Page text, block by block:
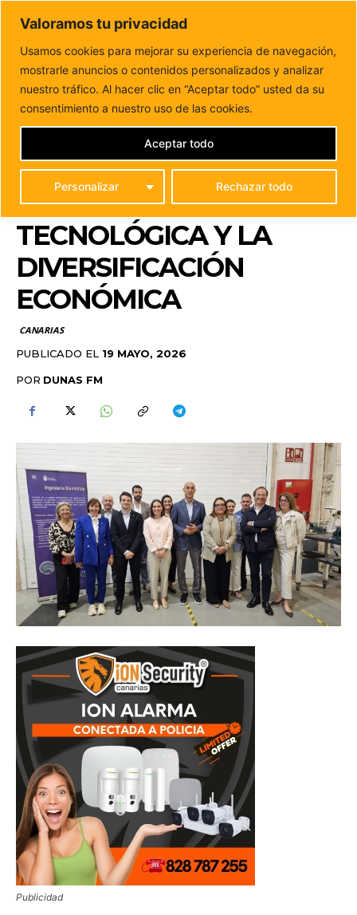
Valoramos tu privacidad
Usamos cookies para mejorar su experiencia de navegación,
mostrarle anuncios o contenidos personalizados y analizar
nuestro tráfico. Al hacer clic en “Aceptar todo” usted da su
consentimiento a nuestro uso de las cookies.
Personalizar Rechazar todo
Aceptar todo
DUNAS FM
Tu informacion de forma cercana
Inicio CANARIAS
Canarias refuerza ante Andorra su
apuesta por la innovación tecnológica y la...
CANARIAS REFUERZA
ANTE ANDORRA SU
APUESTA POR LA
INNOVACIÓN
TECNOLÓGICA Y LA
DIVERSIFICACIÓN
ECONÓMICA
CANARIAS
PUBLICADO EL 19 MAYO, 2026
POR DUNAS FM
Publicidad